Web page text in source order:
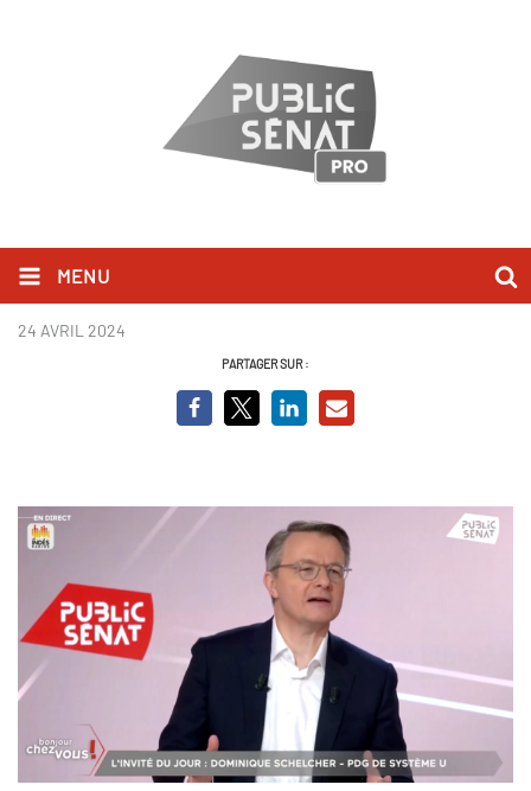
MENU
schelcher.png
24 AVRIL 2024
PARTAGER SUR :